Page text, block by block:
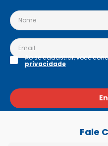
Ao se cadastrar, você
privacidade
Fale